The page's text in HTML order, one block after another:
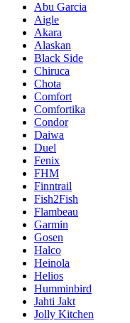
Abu Garcia
Aigle
Akara
Alaskan
Black Side
Chiruca
Chota
Comfort
Comfortika
Condor
Daiwa
Duel
Fenix
FHM
Finntrail
Fish2Fish
Flambeau
Garmin
Gosen
Halco
Heinola
Helios
Humminbird
Jahti Jakt
Jolly Kitchen